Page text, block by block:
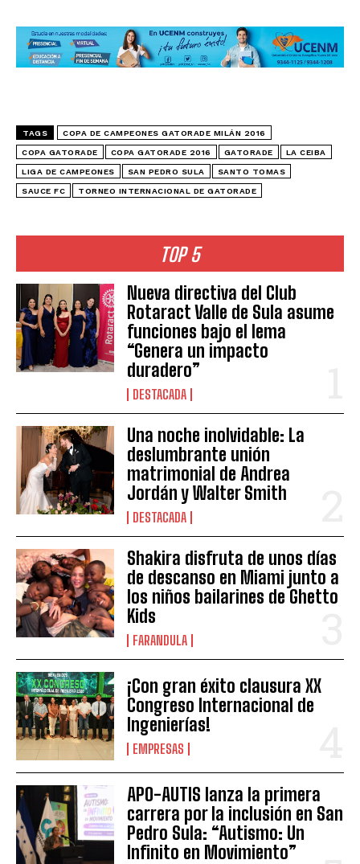
TOP 5
Nueva directiva del Club
Rotaract Valle de Sula asume
funciones bajo el lema
“Genera un impacto
duradero”
DESTACADA
Una noche inolvidable: La
deslumbrante unión
matrimonial de Andrea
Jordán y Walter Smith
DESTACADA
Shakira disfruta de unos días
de descanso en Miami junto a
los niños bailarines de Ghetto
Kids
FARANDULA
¡Con gran éxito clausura XX
Congreso Internacional de
Ingenierías!
EMPRESAS
APO-AUTIS lanza la primera
carrera por la inclusión en San
Pedro Sula: “Autismo: Un
Infinito en Movimiento”
TAGS COPA DE CAMPEONES GATORADE MILÁN 2016
COPA GATORADE COPA GATORADE 2016 GATORADE LA CEIBA
LIGA DE CAMPEONES SAN PEDRO SULA SANTO TOMAS
SAUCE FC TORNEO INTERNACIONAL DE GATORADE